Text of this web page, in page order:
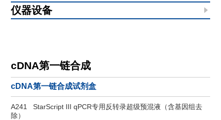
仪器设备
cDNA第一链合成
cDNA第一链合成试剂盒
A241StarScript III qPCR专用反转录超级预混液（含基因组去
除）